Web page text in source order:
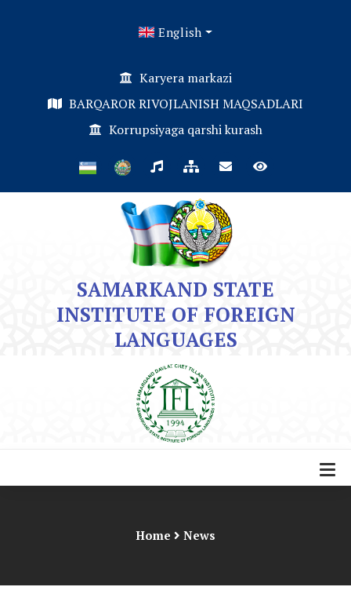
English
Karyera markazi
BARQAROR RIVOJLANISH MAQSADLARI
Korrupsiyaga qarshi kurash
SAMARKAND STATE
INSTITUTE OF FOREIGN
LANGUAGES
Home News